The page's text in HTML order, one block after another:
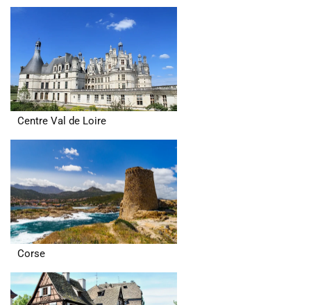
Centre Val de Loire
Corse